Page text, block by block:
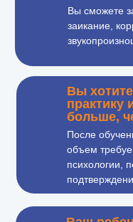
Вы
практику
больше,
После
объем
психологии,
Вы сможете
заикание,